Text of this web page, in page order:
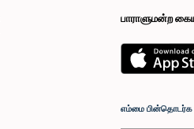
பாராளுமன்ற
எம்மை